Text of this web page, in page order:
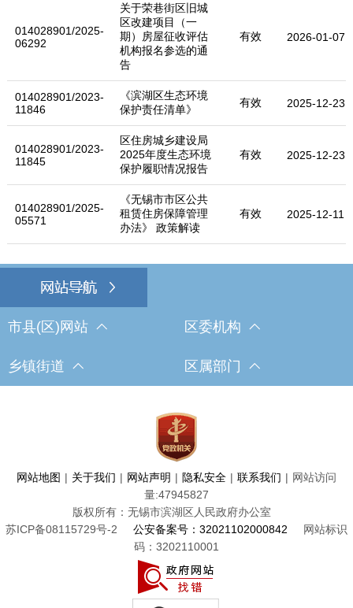
014028901/2025-
06292
关于荣巷街区旧城
区改建项目（一
期）房屋征收评估
机构报名参选的通
告
有效 2026-01-07
014028901/2023-
11846
《滨湖区生态环境
保护责任清单》
有效 2025-12-23
014028901/2023-
11845
区住房城乡建设局
2025年度生态环境
保护履职情况报告
有效 2025-12-23
014028901/2025-
05571
《无锡市市区公共
租赁住房保障管理
办法》 政策解读
有效 2025-12-11
市县(区)网站 区委机构
乡镇街道 区属部门
网站地图 | 关于我们 | 网站声明 | 隐私安全 | 联系我们 | 网站访问
量:47945827
版权所有：无锡市滨湖区人民政府办公室
苏ICP备08115729号-2
公安备案号：32021102000842
网站标识
码：3202110001